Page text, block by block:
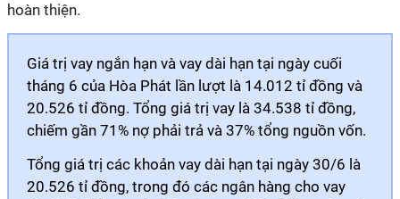
hoàn thiện.
Giá trị vay ngắn hạn và vay dài hạn tại ngày cuối
tháng 6 của Hòa Phát lần lượt là 14.012 tỉ đồng và
20.526 tỉ đồng. Tổng giá trị vay là 34.538 tỉ đồng,
chiếm gần 71% nợ phải trả và 37% tổng nguồn vốn.
Tổng giá trị các khoản vay dài hạn tại ngày 30/6 là
20.526 tỉ đồng, trong đó các ngân hàng cho vay